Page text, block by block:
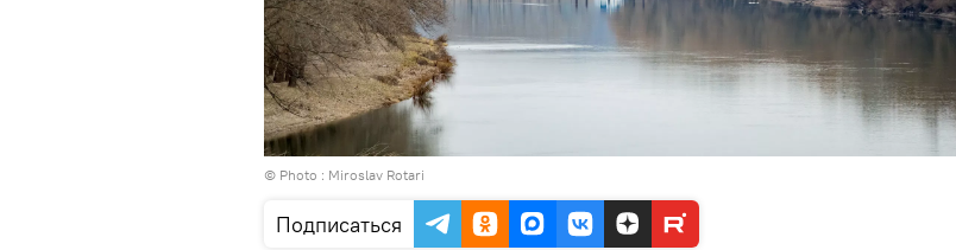
© Photo : Miroslav Rotari
Подписаться